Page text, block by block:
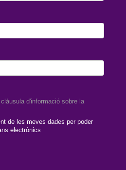
clàusula d'informació sobre la
de les meves dades per poder
electrònics